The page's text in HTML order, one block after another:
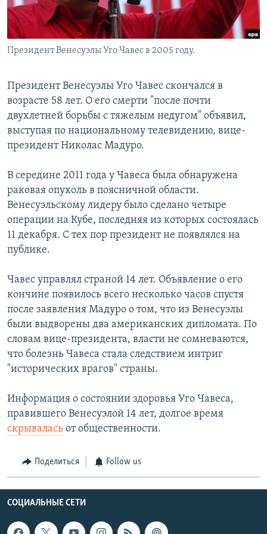
Հայերեն
English
Все сайты Радио Азатутюн
Президент Венесуэлы Уго Чавес в 2005 году.
Президент Венесуэлы Уго Чавес скончался в
возрасте 58 лет. О его смерти "после почти
двухлетней борьбы с тяжелым недугом" объявил,
выступая по национальному телевидению, вице-
президент Николас Мадуро.
В середине 2011 года у Чавеса была обнаружена
раковая опухоль в поясничной области.
Венесуэльскому лидеру было сделано четыре
операции на Кубе, последняя из которых состоялась
11 декабря. С тех пор президент не появлялся на
публике.
Чавес управлял страной 14 лет. Объявление о его
кончине появилось всего несколько часов спустя
после заявления Мадуро о том, что из Венесуэлы
были выдворены два американских дипломата. По
словам вице-президента, власти не сомневаются,
что болезнь Чавеса стала следствием интриг
"исторических врагов" страны.
Информация о состоянии здоровья Уго Чавеса,
правившего Венесуэлой 14 лет, долгое время
скрывалась от общественности.
Поделиться Follow us
СОЦИАЛЬНЫЕ СЕТИ